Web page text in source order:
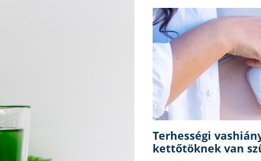
Terhességi
kettőtöknek van